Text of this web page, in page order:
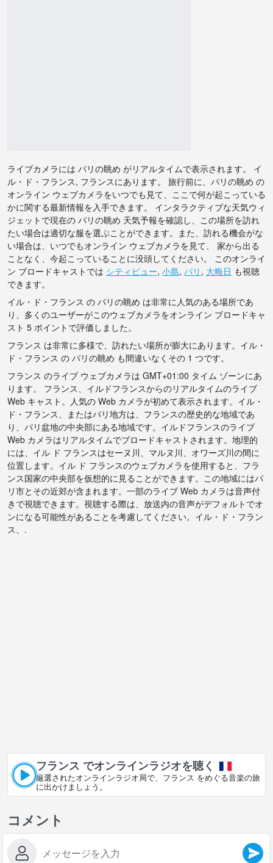
ライブカメラには パリの眺め がリアルタイムで表示されます。 イ
ル・ド・フランス, フランスにあります。 旅行前に、パリの眺め の
オンライン ウェブカメラをいつでも見て、ここで何が起こっている
かに関する最新情報を入手できます。 インタラクティブな天気ウィ
ジェットで現在の パリの眺め 天気予報を確認し、この場所を訪れ
たい場合は適切な服を選ぶことができます。また、訪れる機会がな
い場合は、いつでもオンライン ウェブカメラを見て、 家から出る
ことなく、今起こっていることに没頭してください。 このオンライ
ン ブロードキャストでは シティビュー, 小島, パリ , 大晦日 も視聴
できます。
イル・ド・フランス の パリの眺め は非常に人気のある場所であ
り、多くのユーザーがこのウェブカメラをオンライン ブロードキャ
スト 5 ポイントで評価しました。
フランス は非常に多様で、訪れたい場所が膨大にあります。イル・
ド・フランス の パリの眺め も間違いなくその 1 つです。
フランス のライブ ウェブカメラは GMT+01:00 タイム ゾーンにあ
ります。 フランス、イルドフランスからのリアルタイムのライブ
Web キャスト。人気の Web カメラが初めて表示されます。イル・
ド・フランス、またはパリ地方は、フランスの歴史的な地域であ
り、パリ盆地の中央部にある地域です。イルドフランスのライブ
Web カメラはリアルタイムでブロードキャストされます。地理的
には、イル ド フランスはセーヌ川、マルヌ川、オワーズ川の間に
位置します。イル ド フランスのウェブカメラを使用すると、フラ
ンス国家の中央部を仮想的に見ることができます。この地域にはパ
リ市とその近郊が含まれます。一部のライブ Web カメラは音声付
きで視聴できます。視聴する際は、放送内の音声がデフォルトでオ
ンになる可能性があることを考慮してください。イル・ド・フラン
ス、.
フランス でオンラインラジオを聴く
厳選されたオンラインラジオ局で、フランス をめぐる音楽の旅
に出かけましょう。
コメント